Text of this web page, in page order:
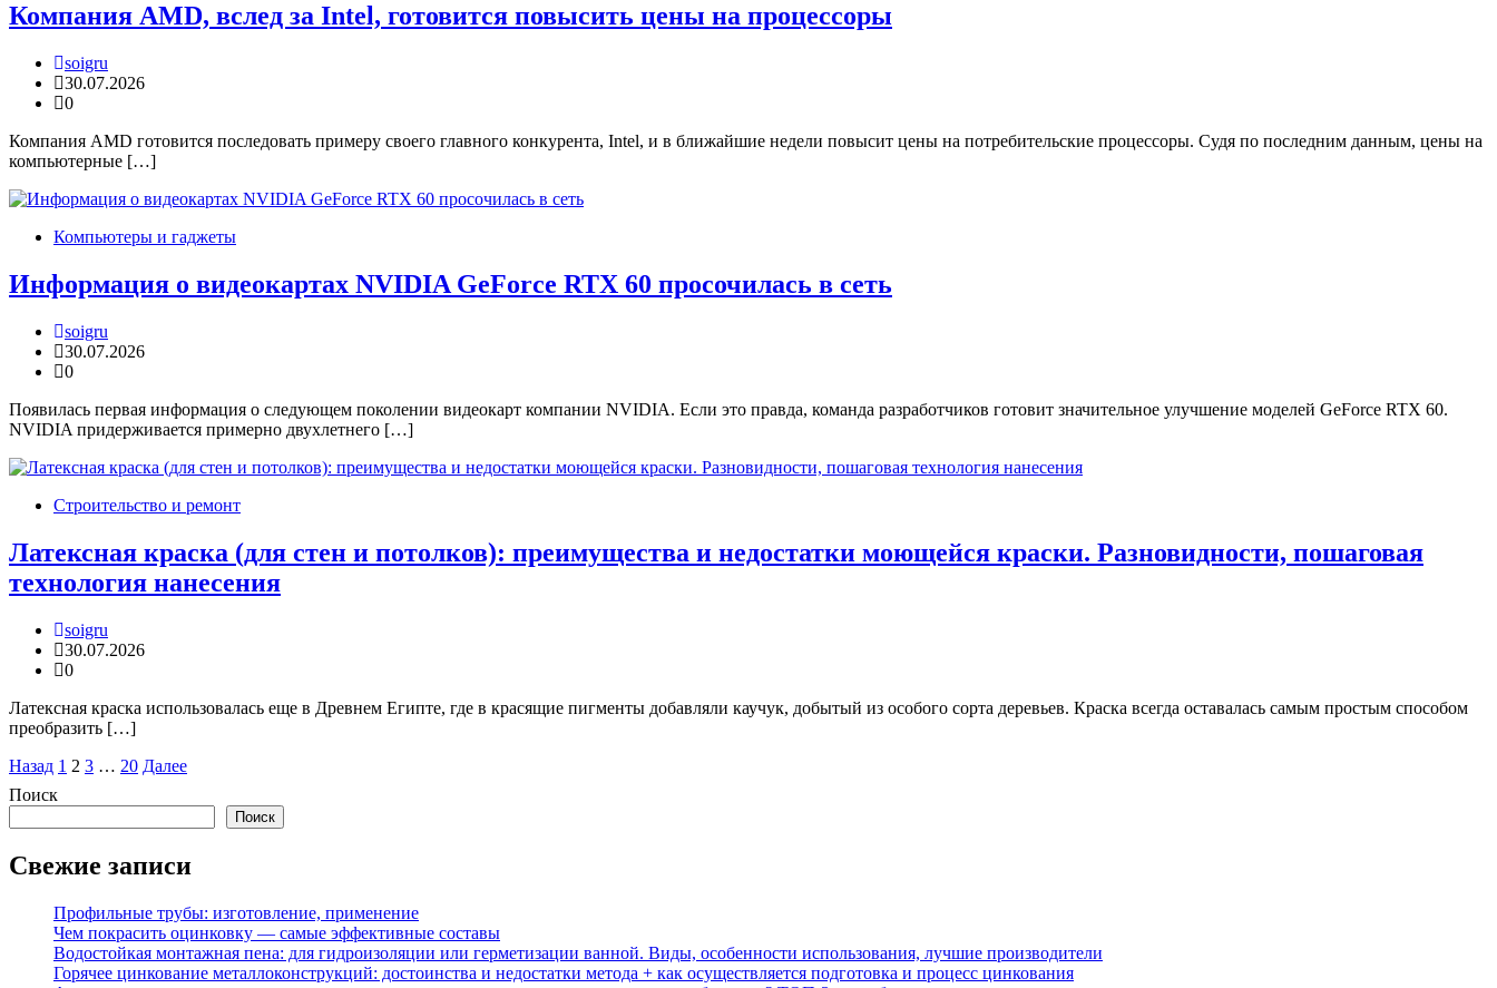
Компания AMD, вслед за Intel, готовится повысить цены на процессоры
soigru
30.07.2026
0
Компания AMD готовится последовать примеру своего главного конкурента, Intel, и в ближайшие недели повысит цены на потребительские процессоры. Судя по последним данным, цены на
компьютерные […]
Компьютеры и гаджеты
Информация о видеокартах NVIDIA GeForce RTX 60 просочилась в сеть
soigru
30.07.2026
0
Появилась первая информация о следующем поколении видеокарт компании NVIDIA. Если это правда, команда разработчиков готовит значительное улучшение моделей GeForce RTX 60.
NVIDIA придерживается примерно двухлетнего […]
Строительство и ремонт
Латексная краска (для стен и потолков): преимущества и недостатки моющейся краски. Разновидности, пошаговая
технология нанесения
soigru
30.07.2026
0
Латексная краска использовалась еще в Древнем Египте, где в красящие пигменты добавляли каучук, добытый из особого сорта деревьев. Краска всегда оставалась самым простым способом
преобразить […]
Пагинация
записей
Назад 1 2 3 … 20 Далее
Поиск
Поиск
Свежие записи
Профильные трубы: изготовление, применение
Чем покрасить оцинковку — самые эффективные составы
Водостойкая монтажная пена: для гидроизоляции или герметизации ванной. Виды, особенности использования, лучшие производители
Горячее цинкование металлоконструкций: достоинства и недостатки метода + как осуществляется подготовка и процесс цинкования